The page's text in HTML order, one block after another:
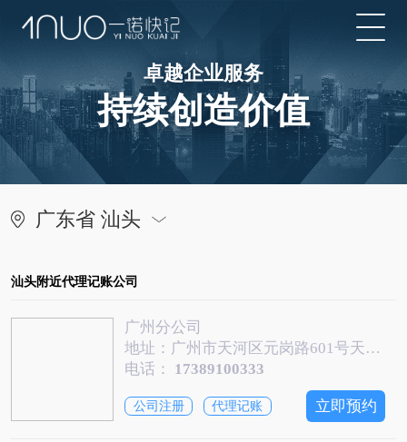
卓越企业服务
持续创造价值
广东省 汕头
汕头附近代理记账公司
广州分公司
地址：广州市天河区元岗路601号天河慧通产业广场A1区615-620房
电话： 17389100333
公司注册 代理记账 立即预约